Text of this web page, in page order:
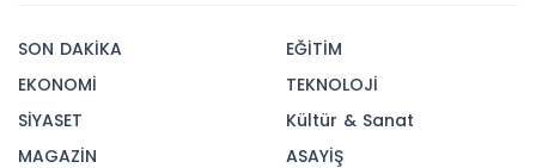
SON DAKİKA
EKONOMİ
SİYASET
MAGAZİN
EĞİTİM
TEKNOLOJİ
Kültür & Sanat
ASAYİŞ